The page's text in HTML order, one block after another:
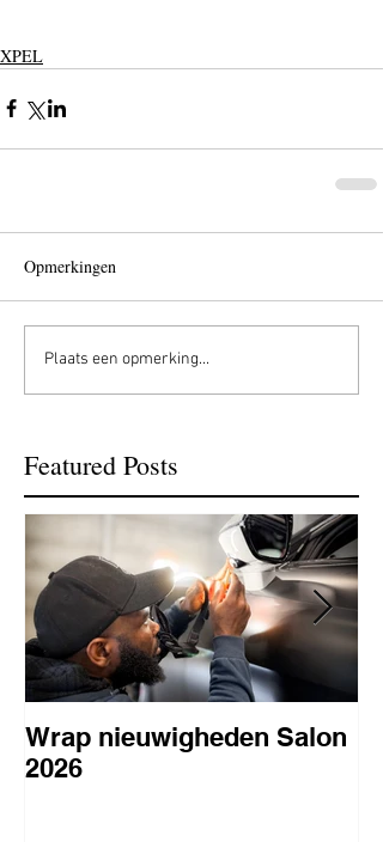
XPEL
Opmerkingen
Plaats een opmerking...
Featured Posts
Wrap nieuwigheden Salon
2026